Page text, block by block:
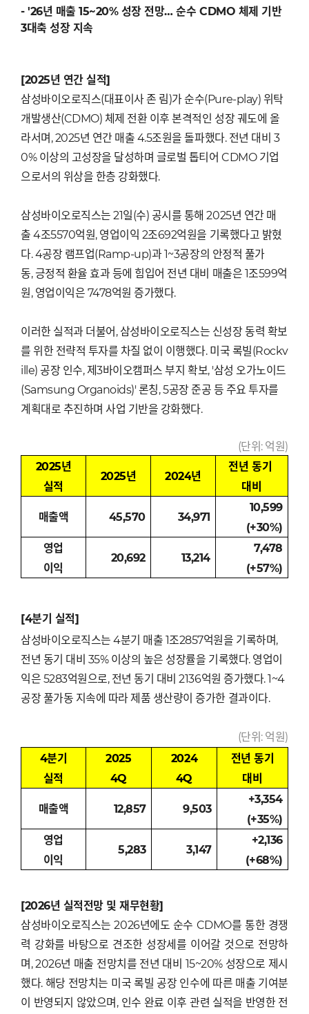
- '26년 매출 15~20% 성장 전망… 순수 CDMO 체제 기반
3대축 성장 지속
[2025년 연간 실적]
삼성바이오로직스(대표이사 존 림)가 순수(Pure-play) 위탁
개발생산(CDMO) 체제 전환 이후 본격적인 성장 궤도에 올
라서며, 2025년 연간 매출 4.5조원을 돌파했다. 전년 대비 3
0% 이상의 고성장을 달성하며 글로벌 톱티어 CDMO 기업
으로서의 위상을 한층 강화했다.
삼성바이오로직스는 21일(수) 공시를 통해 2025년 연간 매
출 4조5570억원, 영업이익 2조692억원을 기록했다고 밝혔
다. 4공장 램프업(Ramp-up)과 1~3공장의 안정적 풀가
동, 긍정적 환율 효과 등에 힘입어 전년 대비 매출은 1조599억
원, 영업이익은 7478억원 증가했다.
이러한 실적과 더불어, 삼성바이오로직스는 신성장 동력 확보
를 위한 전략적 투자를 차질 없이 이행했다. 미국 록빌(Rockv
ille) 공장 인수, 제3바이오캠퍼스 부지 확보, '삼성 오가노이드
(Samsung Organoids)' 론칭, 5공장 준공 등 주요 투자를
계획대로 추진하며 사업 기반을 강화했다.
(단위: 억원)
2025년
실적
2025년 2024년
전년 동기
대비
매출액 45,570 34,971
10,599
(+30%)
영업
이익
20,692 13,214
7,478
(+57%)
[4분기 실적]
삼성바이오로직스는 4분기 매출 1조2857억원을 기록하며,
전년 동기 대비 35% 이상의 높은 성장률을 기록했다. 영업이
익은 5283억원으로, 전년 동기 대비 2136억원 증가했다. 1~4
공장 풀가동 지속에 따라 제품 생산량이 증가한 결과이다.
(단위: 억원)
4분기
실적
2025
4Q
2024
4Q
전년 동기
대비
매출액 12,857 9,503
+3,354
(+35%)
영업
이익
5,283 3,147
+2,136
(+68%)
[2026년 실적전망 및 재무현황]
삼성바이오로직스는 2026년에도 순수 CDMO를 통한 경쟁
력 강화를 바탕으로 견조한 성장세를 이어갈 것으로 전망하
며, 2026년 매출 전망치를 전년 대비 15~20% 성장으로 제시
했다. 해당 전망치는 미국 록빌 공장 인수에 따른 매출 기여분
이 반영되지 않았으며, 인수 완료 이후 관련 실적을 반영한 전